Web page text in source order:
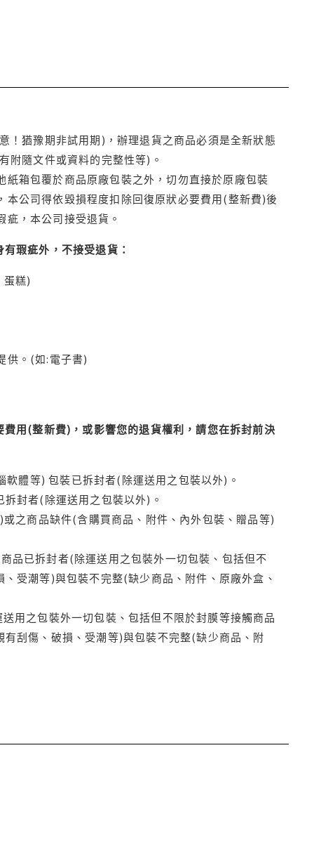
！猶豫期非試用期)，辦理退貨之商品必須是全新狀態
附隨文件或資料的完整性等)。
箱包覆於商品原廠包裝之外，切勿直接於原廠包裝
公司得依毀損程度扣除回復原狀必要費用(整新費)後
，本公司接受退貨。
瑕疵外，不接受退貨：
蛋糕)
供。(如:電子書)
用(整新費)，或影響您的退貨權利，請您在拆封前決
體等) 包裝已拆封者(除運送用之包裝以外)。
封者(除運送用之包裝以外)。
之商品缺件(含購買商品、附件、內外包裝、贈品等)
品已拆封者(除運送用之包裝外一切包裝、包括但不
受潮等)與包裝不完整(缺少商品、附件、原廠外盒、
用之包裝外一切包裝、包括但不限於封膜等接觸商品
刮傷、破損、受潮等)與包裝不完整(缺少商品、附